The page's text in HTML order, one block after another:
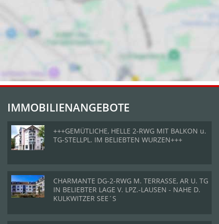
IMMOBILIENANGEBOTE
+++GEMÜTLICHE, HELLE 2-RWG MIT BALKON u.
TG-STELLPL. IM BELIEBTEN WURZEN+++
CHARMANTE DG-2-RWG M. TERRASSE, AR U. TG
IN BELIEBTER LAGE V. LPZ.-LAUSEN - NAHE D.
KULKWITZER SEE´S